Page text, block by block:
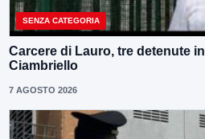
SENZA CATEGORIA
Carcere di Lauro, tre detenute
Ciambriello
7 AGOSTO 2026